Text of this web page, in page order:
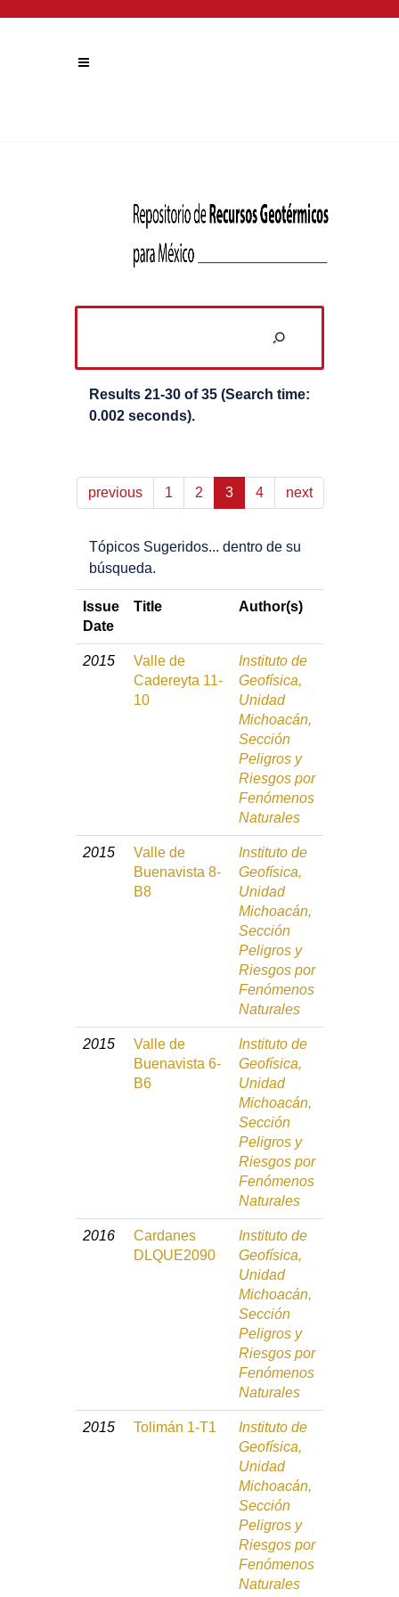
Results 21-30 of 35 (Search time:
0.002 seconds).
previous 1 2 3 4 next
Tópicos Sugeridos... dentro de su
búsqueda.
Issue
Date
Title Author(s)
2015
Valle de
Cadereyta 11-
10
Instituto de
Geofísica,
Unidad
Michoacán,
Sección
Peligros y
Riesgos por
Fenómenos
Naturales
2015
Valle de
Buenavista 8-
B8
Instituto de
Geofísica,
Unidad
Michoacán,
Sección
Peligros y
Riesgos por
Fenómenos
Naturales
2015
Valle de
Buenavista 6-
B6
Instituto de
Geofísica,
Unidad
Michoacán,
Sección
Peligros y
Riesgos por
Fenómenos
Naturales
2016
Cardanes
DLQUE2090
Instituto de
Geofísica,
Unidad
Michoacán,
Sección
Peligros y
Riesgos por
Fenómenos
Naturales
2015 Tolimán 1-T1
Instituto de
Geofísica,
Unidad
Michoacán,
Sección
Peligros y
Riesgos por
Fenómenos
Naturales